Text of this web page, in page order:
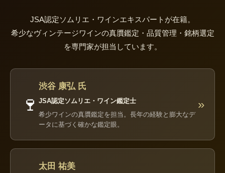
JSA認定ソムリエ・ワインエキスパートが在籍。
希少なヴィンテージワインの真贋鑑定・品質管理・銘柄選定
を専門家が担当しています。
🍷
渋谷 康弘 氏
JSA認定ソムリエ・ワイン鑑定士
希少ワインの真贋鑑定を担当。長年の経験と膨大なデ
ータに基づく確かな鑑定眼。
»
太田 祐美